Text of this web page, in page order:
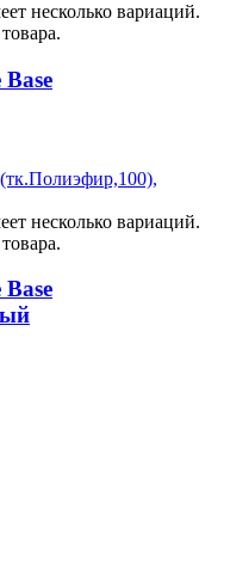
несколько вариаций.
несколько вариаций.